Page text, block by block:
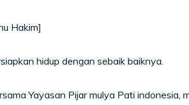
Hakim]
hidup dengan sebaik baiknya.
Yayasan Pijar mulya Pati indonesia,